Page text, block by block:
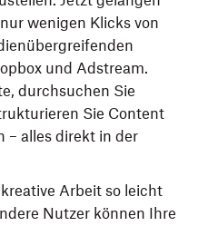
wenigen Klicks von
und Adstream.
durchsuchen Sie
Sie Content
– alles direkt in der
Arbeit so leicht
Nutzer können Ihre